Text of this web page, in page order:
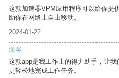
这款加速器VPM应用程序可以给你提
助你在网络上自由移动。
2024-01-22
游客
这款app是我工作上的得力助手，让
更轻松地完成工作任务。